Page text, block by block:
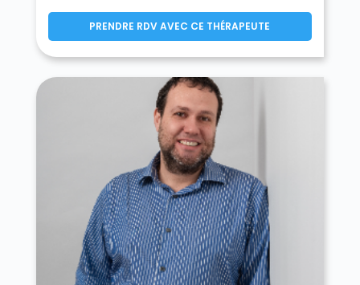
PRENDRE RDV AVEC CE THÉRAPEUTE